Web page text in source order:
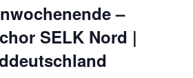
–
SELK Nord |